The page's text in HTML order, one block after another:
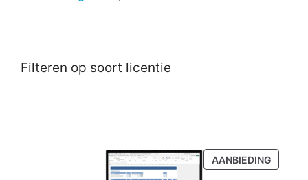
Filteren op soort licentie
AANBIEDING
IN